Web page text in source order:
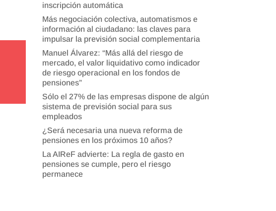
inscripción automática
Más negociación colectiva, automatismos e
información al ciudadano: las claves para
impulsar la previsión social complementaria
Manuel Álvarez: “Más allá del riesgo de
mercado, el valor liquidativo como indicador
de riesgo operacional en los fondos de
pensiones”
Sólo el 27% de las empresas dispone de algún
sistema de previsión social para sus
empleados
¿Será necesaria una nueva reforma de
pensiones en los próximos 10 años?
La AIReF advierte: La regla de gasto en
pensiones se cumple, pero el riesgo
permanece